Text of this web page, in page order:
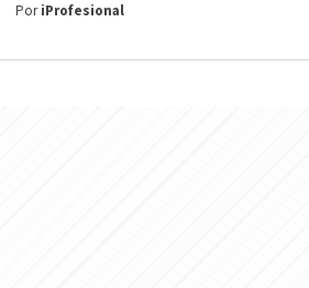
PoriProfesional